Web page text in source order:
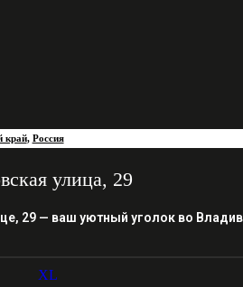
край, Россия
улица, 29
29 — ваш уютный уголок во